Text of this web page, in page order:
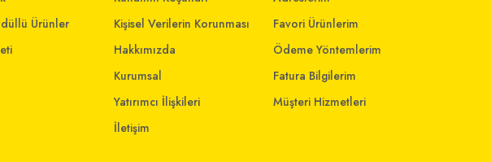
Ürünler
Kişisel Verilerin Korunması
Hakkımızda
Kurumsal
Yatırımcı İlişkileri
İletişim
Favori Ürünlerim
Ödeme Yöntemlerim
Fatura Bilgilerim
Müşteri Hizmetleri